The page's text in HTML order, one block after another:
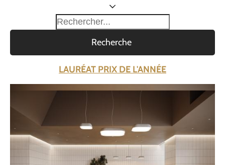
Recherche
LAURÉAT PRIX DE L'ANNÉE